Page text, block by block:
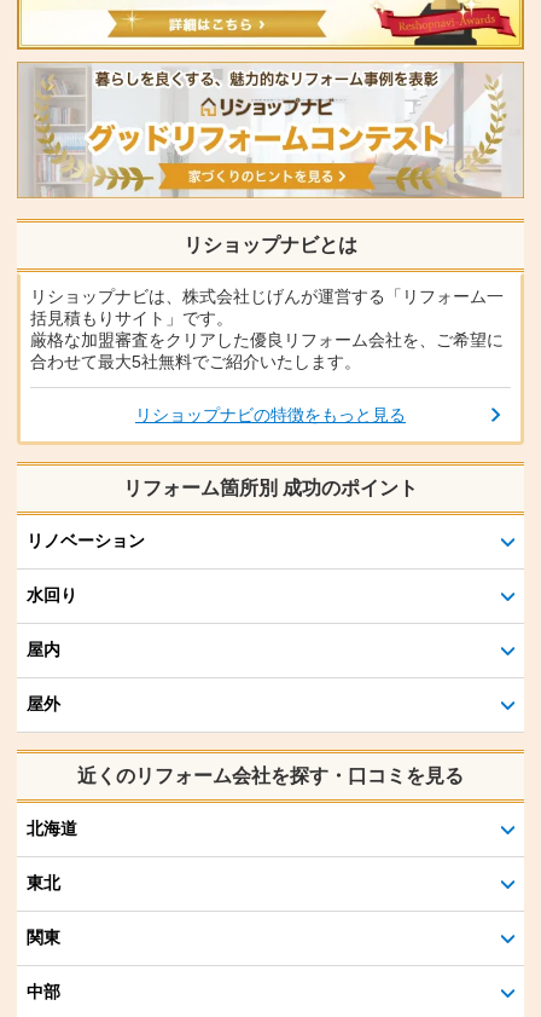
リショップナビとは
リショップナビは、株式会社じげんが運営する「リフォーム一
括見積もりサイト」です。
厳格な加盟審査をクリアした優良リフォーム会社を、ご希望に
合わせて最大5社無料でご紹介いたします。
リショップナビの特徴をもっと見る
リフォーム箇所別 成功のポイント
リノベーション
水回り
屋内
屋外
近くのリフォーム会社を探す・口コミを見る
北海道
東北
関東
中部